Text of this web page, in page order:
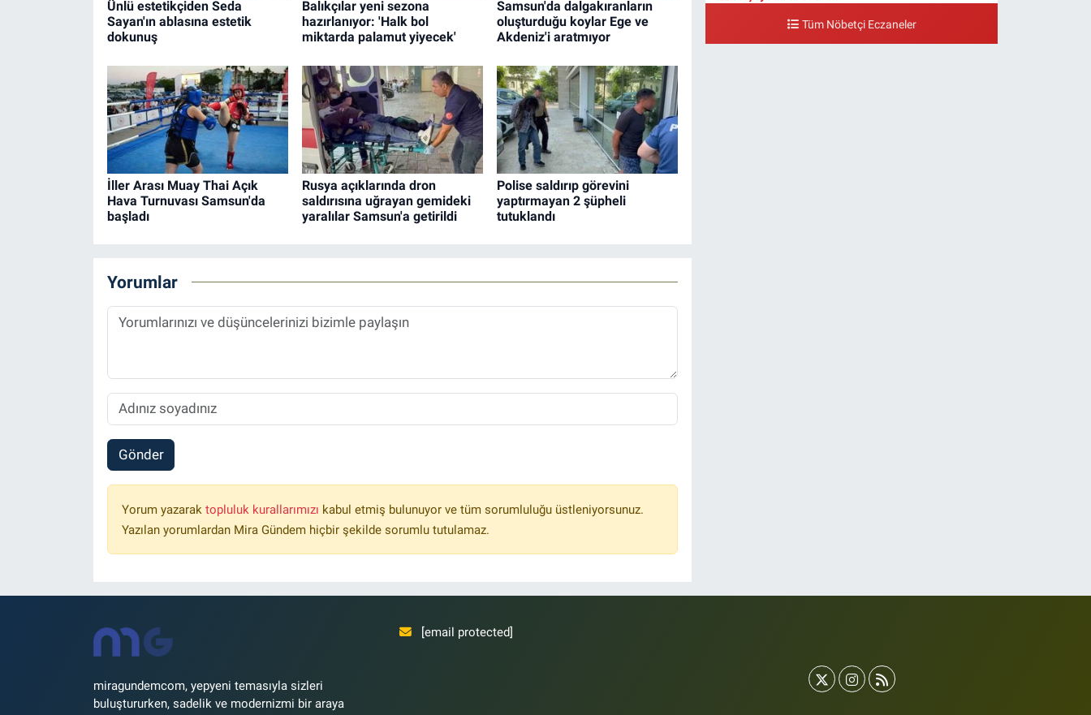
Ünlü estetikçiden Seda
Sayan'ın ablasına estetik
dokunuş
Balıkçılar yeni sezona
hazırlanıyor: 'Halk bol
miktarda palamut yiyecek'
Samsun'da dalgakıranların
oluşturduğu koylar Ege ve
Akdeniz'i aratmıyor
İller Arası Muay Thai Açık
Hava Turnuvası Samsun'da
başladı
Rusya açıklarında dron
saldırısına uğrayan gemideki
yaralılar Samsun'a getirildi
Polise saldırıp görevini
yaptırmayan 2 şüpheli
tutuklandı
Yorumlar
Gönder
Yorum yazarak topluluk kurallarımızı kabul etmiş bulunuyor ve tüm sorumluluğu üstleniyorsunuz.
Yazılan yorumlardan Mira Gündem hiçbir şekilde sorumlu tutulamaz.
Tüm Nöbetçi Eczaneler
miragundemcom, yepyeni temasıyla sizleri
buluştururken, sadelik ve modernizmi bir araya
[email protected]